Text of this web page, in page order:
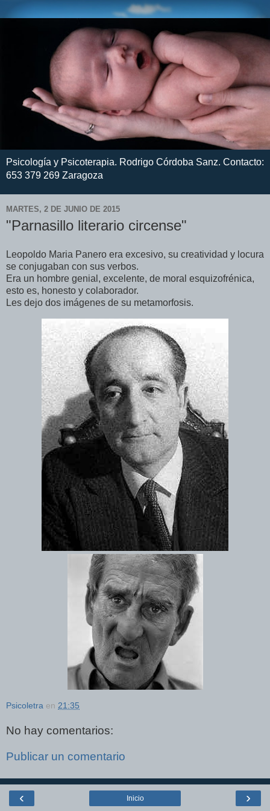
Psicología y Psicoterapia. Rodrigo Córdoba Sanz. Contacto:
653 379 269 Zaragoza
MARTES, 2 DE JUNIO DE 2015
"Parnasillo literario circense"
Leopoldo Maria Panero era excesivo, su creatividad y locura
se conjugaban con sus verbos.
Era un hombre genial, excelente, de moral esquizofrénica,
esto es, honesto y colaborador.
Les dejo dos imágenes de su metamorfosis.
Psicoletra en 21:35
No hay comentarios:
Publicar un comentario
‹ ›
Inicio